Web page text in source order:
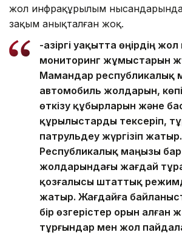
жол инфрақұрылым
зақым анықталған жоқ.
-Қазіргі уақытта өңірдің
мониторинг жұмыстарын
Мамандар республикалық
автомобиль жолдарын,
өткізу құбырларын және
құрылыстарды тексеріп,
патрульдеу жүргізіп жатыр.
Республикалық маңызы
жолдарындағы жағдай
қозғалысы штаттық
жатыр. Жағдайға
бір өзгерістер орын алған
тұрғындар мен жол